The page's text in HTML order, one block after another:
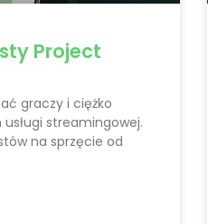
Project
graczy i ciężko
streamingowej.
na sprzęcie od